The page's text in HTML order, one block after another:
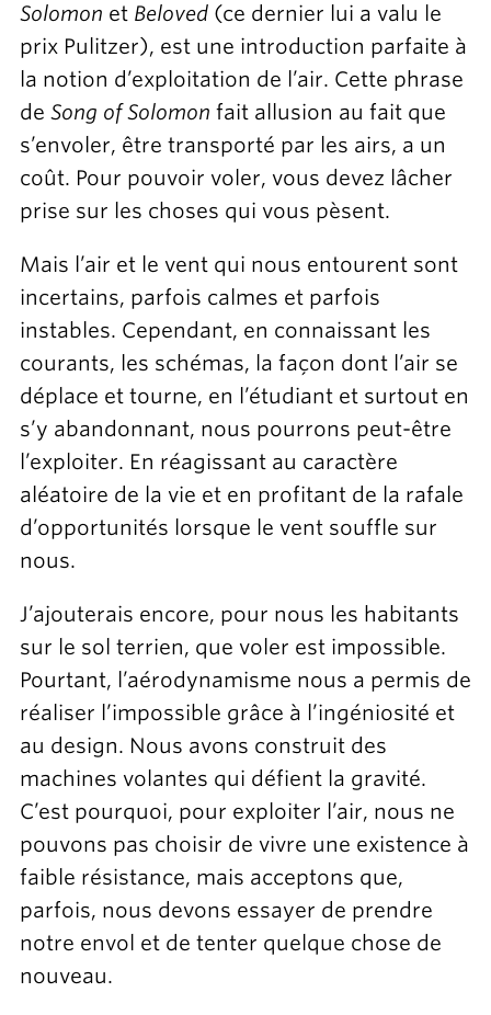
Solomon et Beloved(ce dernier lui a valu le
prix Pulitzer), est une introduction parfaite à
la notion d’exploitation de l’air. Cette phrase
de Song of Solomon fait allusion au fait que
s’envoler, être transporté par les airs, a un
coût. Pour pouvoir voler, vous devez lâcher
prise sur les choses qui vous pèsent.
Mais l’air et le vent qui nous entourent sont
incertains, parfois calmes et parfois
instables. Cependant, en connaissant les
courants, les schémas, la façon dont l’air se
déplace et tourne, en l’étudiant et surtout en
s’y abandonnant, nous pourrons peut-être
l’exploiter. En réagissant au caractère
aléatoire de la vie et en profitant de la rafale
d’opportunités lorsque le vent souffle sur
nous.
J’ajouterais encore, pour nous les habitants
sur le sol terrien, que voler est impossible.
Pourtant, l’aérodynamisme nous a permis de
réaliser l’impossible grâce à l’ingéniosité et
au design. Nous avons construit des
machines volantes qui défient la gravité.
C’est pourquoi, pour exploiter l’air, nous ne
pouvons pas choisir de vivre une existence à
faible résistance, mais acceptons que,
parfois, nous devons essayer de prendre
notre envol et de tenter quelque chose de
nouveau.